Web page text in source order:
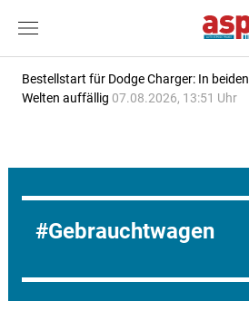
Bestellstart für Dodge Charger: In beiden
Welten auffällig 07.08.2026, 13:51 Uhr
Gebrauchtwagen